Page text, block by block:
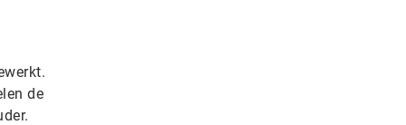
de